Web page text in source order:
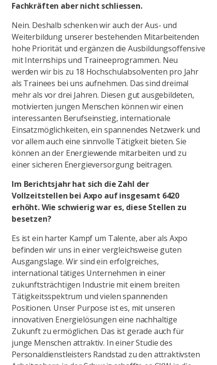
Fachkräften aber nicht schliessen.
Nein. Deshalb schenken wir auch der Aus- und
Weiterbildung unserer bestehenden Mitarbeitenden
hohe Priorität und ergänzen die Ausbildungsoffensive
mit Internships und Traineeprogrammen. Neu
werden wir bis zu 18 Hochschulabsolventen pro Jahr
als Trainees bei uns aufnehmen. Das sind dreimal
mehr als vor drei Jahren. Diesen gut ausgebildeten,
motivierten jungen Menschen können wir einen
interessanten Berufseinstieg, internationale
Einsatzmöglichkeiten, ein spannendes Netzwerk und
vor allem auch eine sinnvolle Tätigkeit bieten. Sie
können an der Energiewende mitarbeiten und zu
einer sicheren Energieversorgung beitragen.
Im Berichtsjahr hat sich die Zahl der
Vollzeitstellen bei Axpo auf insgesamt 6420
erhöht. Wie schwierig war es, diese Stellen zu
besetzen?
Es ist ein harter Kampf um Talente, aber als Axpo
befinden wir uns in einer vergleichsweise guten
Ausgangslage. Wir sind ein erfolgreiches,
international tätiges Unternehmen in einer
zukunftsträchtigen Industrie mit einem breiten
Tätigkeitsspektrum und vielen spannenden
Positionen. Unser Purpose ist es, mit unseren
innovativen Energielösungen eine nachhaltige
Zukunft zu ermöglichen. Das ist gerade auch für
junge Menschen attraktiv. In einer Studie des
Personaldienstleisters Randstad zu den attraktivsten